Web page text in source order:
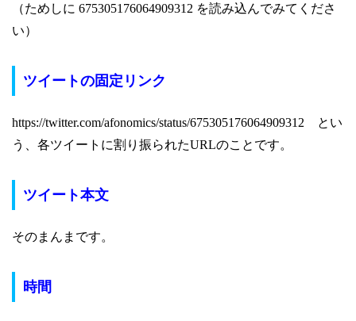
（ためしに 675305176064909312 を読み込んでみてくださ
い）
ツイートの固定リンク
https://twitter.com/afonomics/status/675305176064909312 とい
う、各ツイートに割り振られたURLのことです。
ツイート本文
そのまんまです。
時間